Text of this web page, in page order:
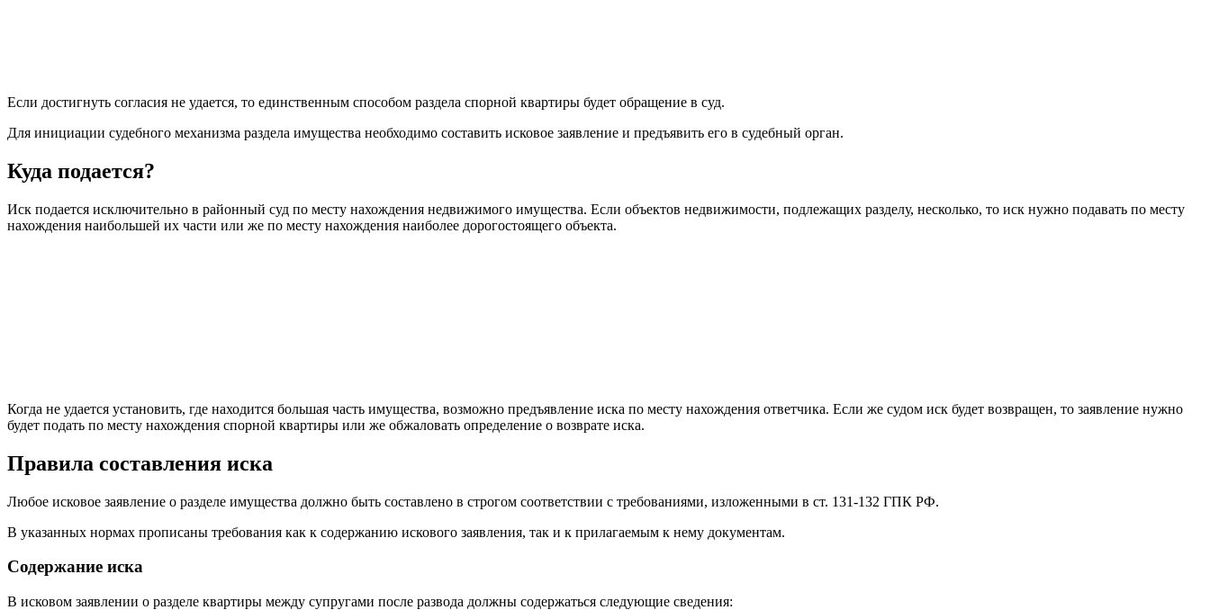
Если достигнуть согласия не удается, то единственным способом раздела спорной квартиры будет обращение в суд.
Для инициации судебного механизма раздела имущества необходимо составить исковое заявление и предъявить его в судебный орган.
Куда подается?
Иск подается исключительно в районный суд по месту нахождения недвижимого имущества. Если объектов недвижимости, подлежащих разделу, несколько, то иск нужно подавать по месту
нахождения наибольшей их части или же по месту нахождения наиболее дорогостоящего объекта.
Когда не удается установить, где находится большая часть имущества, возможно предъявление иска по месту нахождения ответчика. Если же судом иск будет возвращен, то заявление нужно
будет подать по месту нахождения спорной квартиры или же обжаловать определение о возврате иска.
Правила составления иска
Любое исковое заявление о разделе имущества должно быть составлено в строгом соответствии с требованиями, изложенными в ст. 131-132 ГПК РФ.
В указанных нормах прописаны требования как к содержанию искового заявления, так и к прилагаемым к нему документам.
Содержание иска
В исковом заявлении о разделе квартиры между супругами после развода должны содержаться следующие сведения: